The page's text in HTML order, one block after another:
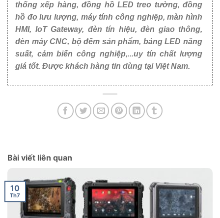
thống xếp hàng, đồng hồ LED treo tường, đồng
hồ đo lưu lượng, máy tính công nghiệp, màn hình
HMI, IoT Gateway, đèn tín hiệu, đèn giao thông,
đèn máy CNC, bộ đếm sản phẩm, bảng LED năng
suất, cảm biến công nghiệp,...uy tín chất lượng
giá tốt. Được khách hàng tin dùng tại Việt Nam.
Bài viết liên quan
10
Th7